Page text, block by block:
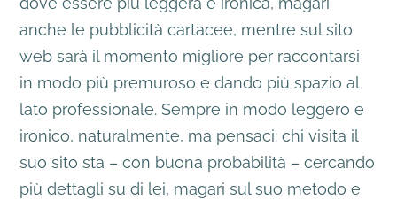
anche le pubblicità cartacee, mentre sul sito
web sarà il momento migliore per raccontarsi
in modo più premuroso e dando più spazio al
lato professionale. Sempre in modo leggero e
ironico, naturalmente, ma pensaci: chi visita il
suo sito sta – con buona probabilità – cercando
più dettagli su di lei, magari sul suo metodo e